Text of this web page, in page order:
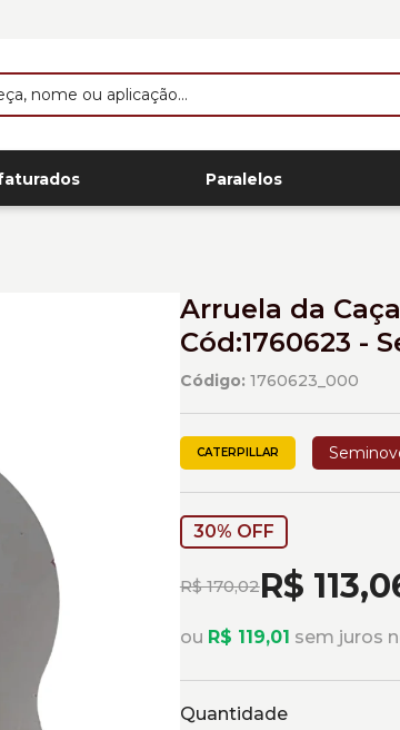
Paralelos
Arruela da
Cód:1760623 -
Código: 1760623_000
CATERPILLAR
30% OFF
R$ 170,02R$
ou R$ 119,01 sem juros
Quantidade